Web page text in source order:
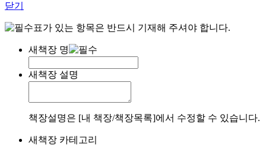
닫기
표가 있는 항목은 반드시 기재해 주셔야 합니다.
새책장 명
새책장 설명
책장설명은 [내 책장/책장목록]에서 수정할 수 있습니다.
새책장 카테고리